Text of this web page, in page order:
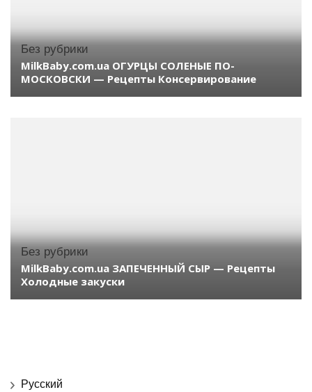
Без рубрики
MilkBaby.com.ua ОГУРЦЫ СОЛЕНЫЕ ПО-
МОСКОВСКИ — Рецепты Консервирование
Без рубрики
MilkBaby.com.ua ЗАПЕЧЕННЫЙ СЫР — Рецепты
Холодные закуски
Русский